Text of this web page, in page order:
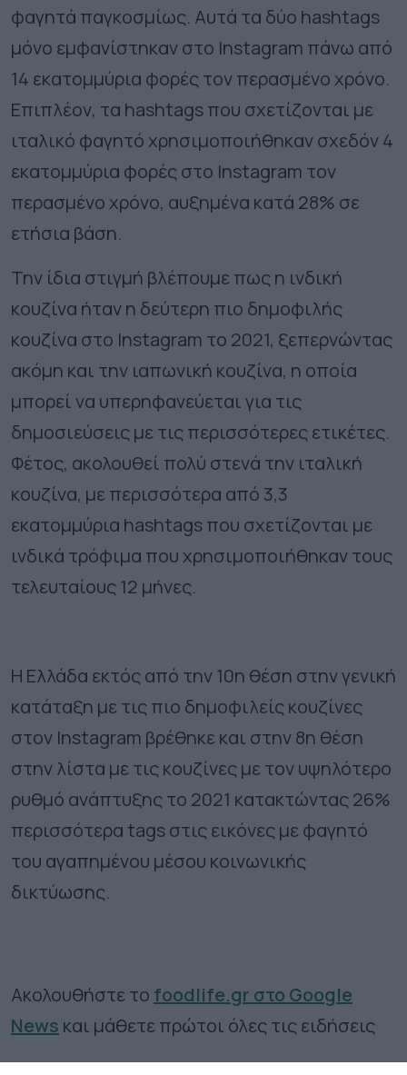
φαγητά παγκοσμίως. Αυτά τα δύο hashtags
μόνο εμφανίστηκαν στο Instagram πάνω από
14 εκατομμύρια φορές τον περασμένο χρόνο.
Επιπλέον, τα hashtags που σχετίζονται με
ιταλικό φαγητό χρησιμοποιήθηκαν σχεδόν 4
εκατομμύρια φορές στο Instagram τον
περασμένο χρόνο, αυξημένα κατά 28% σε
ετήσια βάση.
Την ίδια στιγμή βλέπουμε πως η ινδική
κουζίνα ήταν η δεύτερη πιο δημοφιλής
κουζίνα στο Instagram το 2021, ξεπερνώντας
ακόμη και την ιαπωνική κουζίνα, η οποία
μπορεί να υπερηφανεύεται για τις
δημοσιεύσεις με τις περισσότερες ετικέτες.
Φέτος, ακολουθεί πολύ στενά την ιταλική
κουζίνα, με περισσότερα από 3,3
εκατομμύρια hashtags που σχετίζονται με
ινδικά τρόφιμα που χρησιμοποιήθηκαν τους
τελευταίους 12 μήνες.
Η Ελλάδα εκτός από την 10η θέση στην γενική
κατάταξη με τις πιο δημοφιλείς κουζίνες
στον Instagram βρέθηκε και στην 8η θέση
στην λίστα με τις κουζίνες με τον υψηλότερο
ρυθμό ανάπτυξης το 2021 κατακτώντας 26%
περισσότερα tags στις εικόνες με φαγητό
του αγαπημένου μέσου κοινωνικής
δικτύωσης.
Ακολουθήστε το foodlife.gr στο Google
News και μάθετε πρώτοι όλες τις ειδήσεις